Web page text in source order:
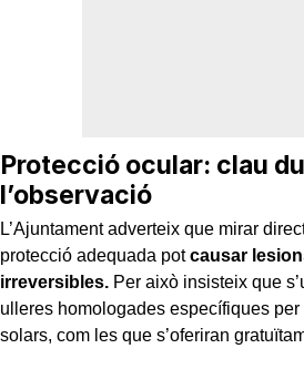
Protecció ocular: clau
l’observació
L’Ajuntament adverteix que mirar
protecció adequada potcausar
irreversibles. Per això insisteix que
ulleres homologades específiques
solars, com les que s’oferiran